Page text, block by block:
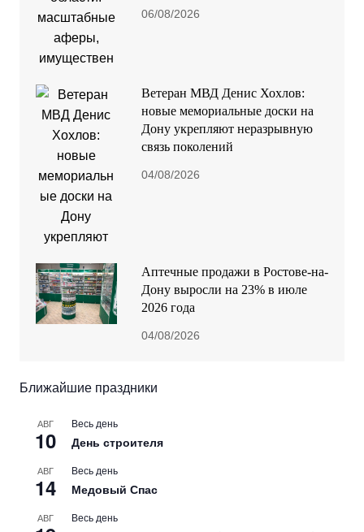
06/08/2026
Ветеран МВД Денис Хохлов:
новые мемориальные доски на
Дону укрепляют неразрывную
связь поколений
04/08/2026
Аптечные продажи в Ростове-на-
Дону выросли на 23% в июле
2026 года
04/08/2026
Ближайшие праздники
АВГ
10
Весь день
День строителя
АВГ
14
Весь день
Медовый Спас
АВГ Весь день